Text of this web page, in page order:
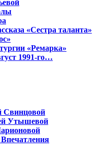
«Сестра таланта»
«Ремарка»
1991-го…
Свинцовой
Утышевой